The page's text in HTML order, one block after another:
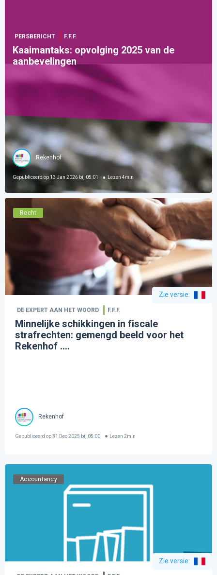
PERSBERICHT F.F.F.
Kaaimantaks: opvolging 2025 van de
aanbevelingen
Rekenhof
Gepubliceerd op 13 Jan 2026 bij 05:01 Lezen 4min
Recht
Zie versie:
DE EXPERT AAN HET WOORD F.F.F.
Minnelijke schikkingen in fiscale
strafrechten: gemengd beeld voor het
Rekenhof ....
Rekenhof
Gepubliceerd op31 Dec 2025 bij 05:00 Lezen 2min
Accountancy
Zie versie: